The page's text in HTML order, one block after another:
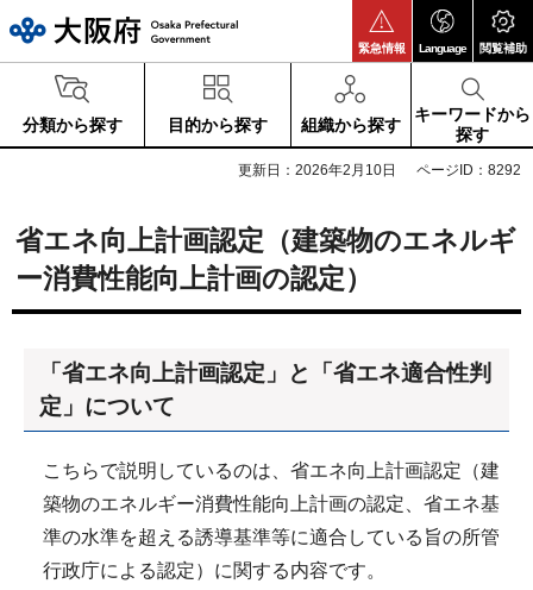
緊急情報 Language 閲覧補助
分類から探す 目的から探す 組織から探す
キーワードから
探す
更新日：2026年2月10日 ページID：8292
省エネ向上計画認定（建築物のエネルギ
ー消費性能向上計画の認定）
「省エネ向上計画認定」と「省エネ適合性判
定」について
こちらで説明しているのは、省エネ向上計画認定（建
築物のエネルギー消費性能向上計画の認定、省エネ基
準の水準を超える誘導基準等に適合している旨の所管
行政庁による認定）に関する内容です。